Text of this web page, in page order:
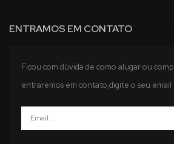
ENTRAMOS EM CONTATO
Ficou com dúvida de como alugar ou
entraremos em contato,digite o seu email